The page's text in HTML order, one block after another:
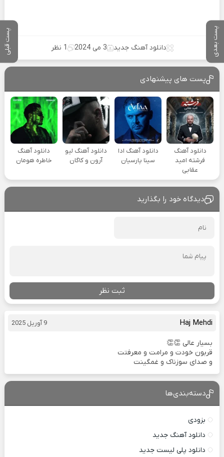
پست بعدی پست قبلی دانلود آهنگ جدید 3 می 2024 1 نظر
پست های پیشنهادی
دانلود آهنگ
فرشته امید
عقابی
دانلود آهنگ ادا
سینا پارسیان
دانلود آهنگ لیو
آرون و کاگان
دانلود آهنگ
خاطره هومان
دیدگاه خود را بگذارید
ثبت نظر
Haj Mehdi 9 آوریل 2025
بسیار عالی 👏👏
قربون خودت و مرامت و معرفتت
و صدای سوزناک و غمگینت
دسته‌بندی‌ها
بزودی
دانلود آهنگ جدید
دانلود پلی لیست جدید